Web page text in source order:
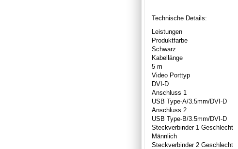
Technische Details:
Leistungen
Produktfarbe
Schwarz
Kabellänge
5 m
Video Porttyp
DVI-D
Anschluss 1
USB Type-A/3.5mm/DVI-D
Anschluss 2
USB Type-B/3.5mm/DVI-D
Steckverbinder 1 Geschlecht
Männlich
Steckverbinder 2 Geschlecht